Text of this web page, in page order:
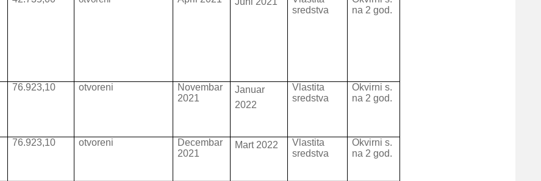
sredstva
na 2 god.
76.923,10 otvoreni
Novembar
2021
Januar
2022
Vlastita
sredstva
Okvirni s.
na 2 god.
76.923,10 otvoreni
Decembar
2021
Mart 2022
Vlastita
sredstva
Okvirni s.
na 2 god.